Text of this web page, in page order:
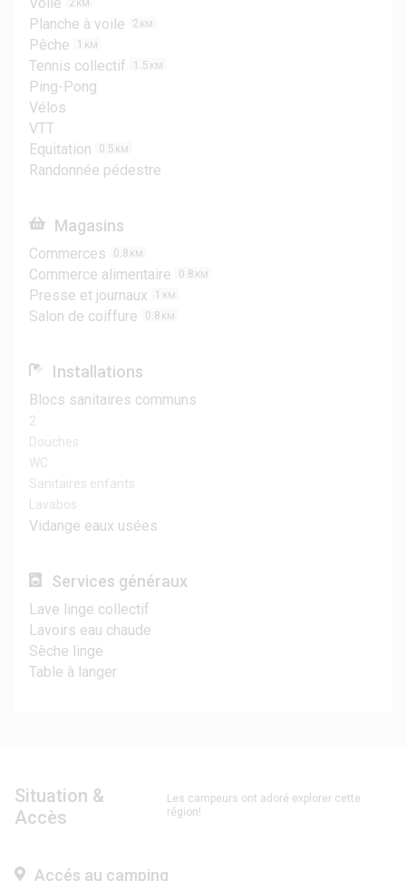
Voile 2 KM
Planche à voile 2 KM
Pêche 1 KM
Tennis collectif 1.5 KM
Ping-Pong
Vélos
VTT
Equitation
0.5 KM
Randonnée pédestre
Magasins
Commerces 0.8 KM
Commerce alimentaire 0.8 KM
Presse et journaux 1 KM
Salon de coiffure 0.8 KM
Installations
Blocs sanitaires communs
2
Douches
WC
Sanitaires enfants
Lavabos
Vidange eaux usées
Services généraux
Lave linge collectif
Lavoirs eau chaude
Sèche linge
Table à langer
Situation &
Accès
Les campeurs ont adoré explorer cette
région!
Accés au camping